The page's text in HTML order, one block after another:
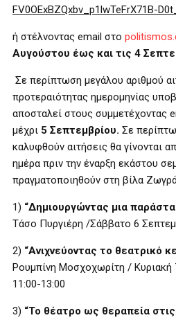
FV0OExBZQxbv_p1lwTeFrX71B-
ή στέλνοντας email στο
Αυγούστου έως και τις 4
Σε περίπτωση μεγάλου αριθμού
προτεραιότητας ημερομηνίας
αποσταλεί στους συμμετέχοντας
μέχρι 5 Σεπτεμβρίου. Σε
καλυφθούν αιτήσεις θα γίνονται
ημέρα πριν την έναρξη εκάστου
πραγματοποιηθούν στη βίλα
1) “Δημιουργώντας μια
Τάσο Πυργιέρη /Σάββατο 6
2) “Ανιχνεύοντας το θεατρικό
Ρουμπίνη Μοσχοχωρίτη / Κυριακή
11:00-13:00
3) “Το θέατρο ως θεραπεία